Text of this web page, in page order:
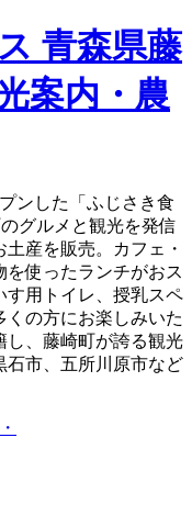
青森県藤
案内・農
ンした「ふじさき食
グルメと観光を発信
産を販売。カフェ・
を使ったランチがおス
す用トイレ、授乳スペ
の方にお楽しみいた
し、藤崎町が誇る観光
石市、五所川原市など